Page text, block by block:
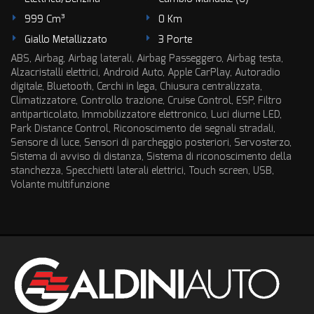
999 Cm³
0 Km
Giallo Metallizzato
3 Porte
ABS, Airbag, Airbag laterali, Airbag Passeggero, Airbag testa,
Alzacristalli elettrici, Android Auto, Apple CarPlay, Autoradio
digitale, Bluetooth, Cerchi in lega, Chiusura centralizzata,
Climatizzatore, Controllo trazione, Cruise Control, ESP, Filtro
antiparticolato, Immobilizzatore elettronico, Luci diurne LED,
Park Distance Control, Riconoscimento dei segnali stradali,
Sensore di luce, Sensori di parcheggio posteriori, Servosterzo,
Sistema di avviso di distanza, Sistema di riconoscimento della
stanchezza, Specchietti laterali elettrici, Touch screen, USB,
Volante multifunzione
Cookie necessari
Cookie delle preferenze
Cookie per il miglioramento dell'esperienza utente
Cookie analitici
la
cookie
policy